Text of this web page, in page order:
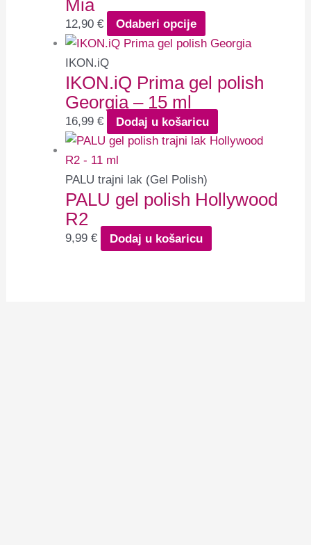
Mia
12,90€ Odaberi opcije
IKON.iQ
IKON.iQ Prima gel polish
Georgia – 15 ml
16,99€ Dodaj u košaricu
PALU trajni lak (Gel Polish)
PALU gel polish Hollywood
R2
9,99€ Dodaj u košaricu